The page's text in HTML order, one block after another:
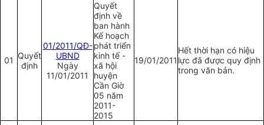
01 Quyết
định
01/2011/QĐ-
UBND
Ngày
11/01/2011
Quyết
định về
ban hành
Kế hoạch
phát triển
kinh tế -
xã hội
huyện
Cần Giờ
05 năm
2011-
2015
19/01/2011
Hết thời hạn có hiệu
lực đã được quy định
trong văn bản.